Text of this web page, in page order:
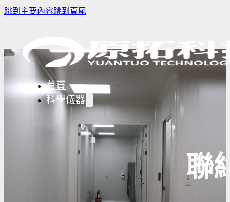
跳到主要內容跳到頁尾
首頁
科學儀器
樣品濃縮/乾燥前處理設備
實驗室攪拌器 | 振盪機
實驗室冰箱 / 冷凍櫃
培養箱
高溫爐
生物安全櫃
高壓滅菌鍋
聯